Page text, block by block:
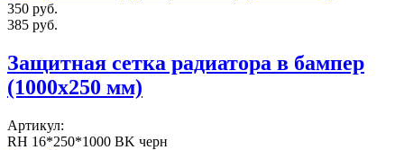
350 руб.
385 руб.
Защитная сетка радиатора в бампер
(1000х250 мм)
Артикул:
RH 16*250*1000 BK черн